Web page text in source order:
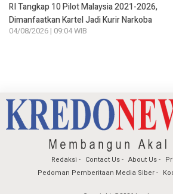
RI Tangkap 10 Pilot Malaysia 2021-2026,
Dimanfaatkan Kartel Jadi Kurir Narkoba
04/08/2026 | 09:04 WIB
Redaksi Contact Us About Us
Pedoman Pemberitaan Media Siber